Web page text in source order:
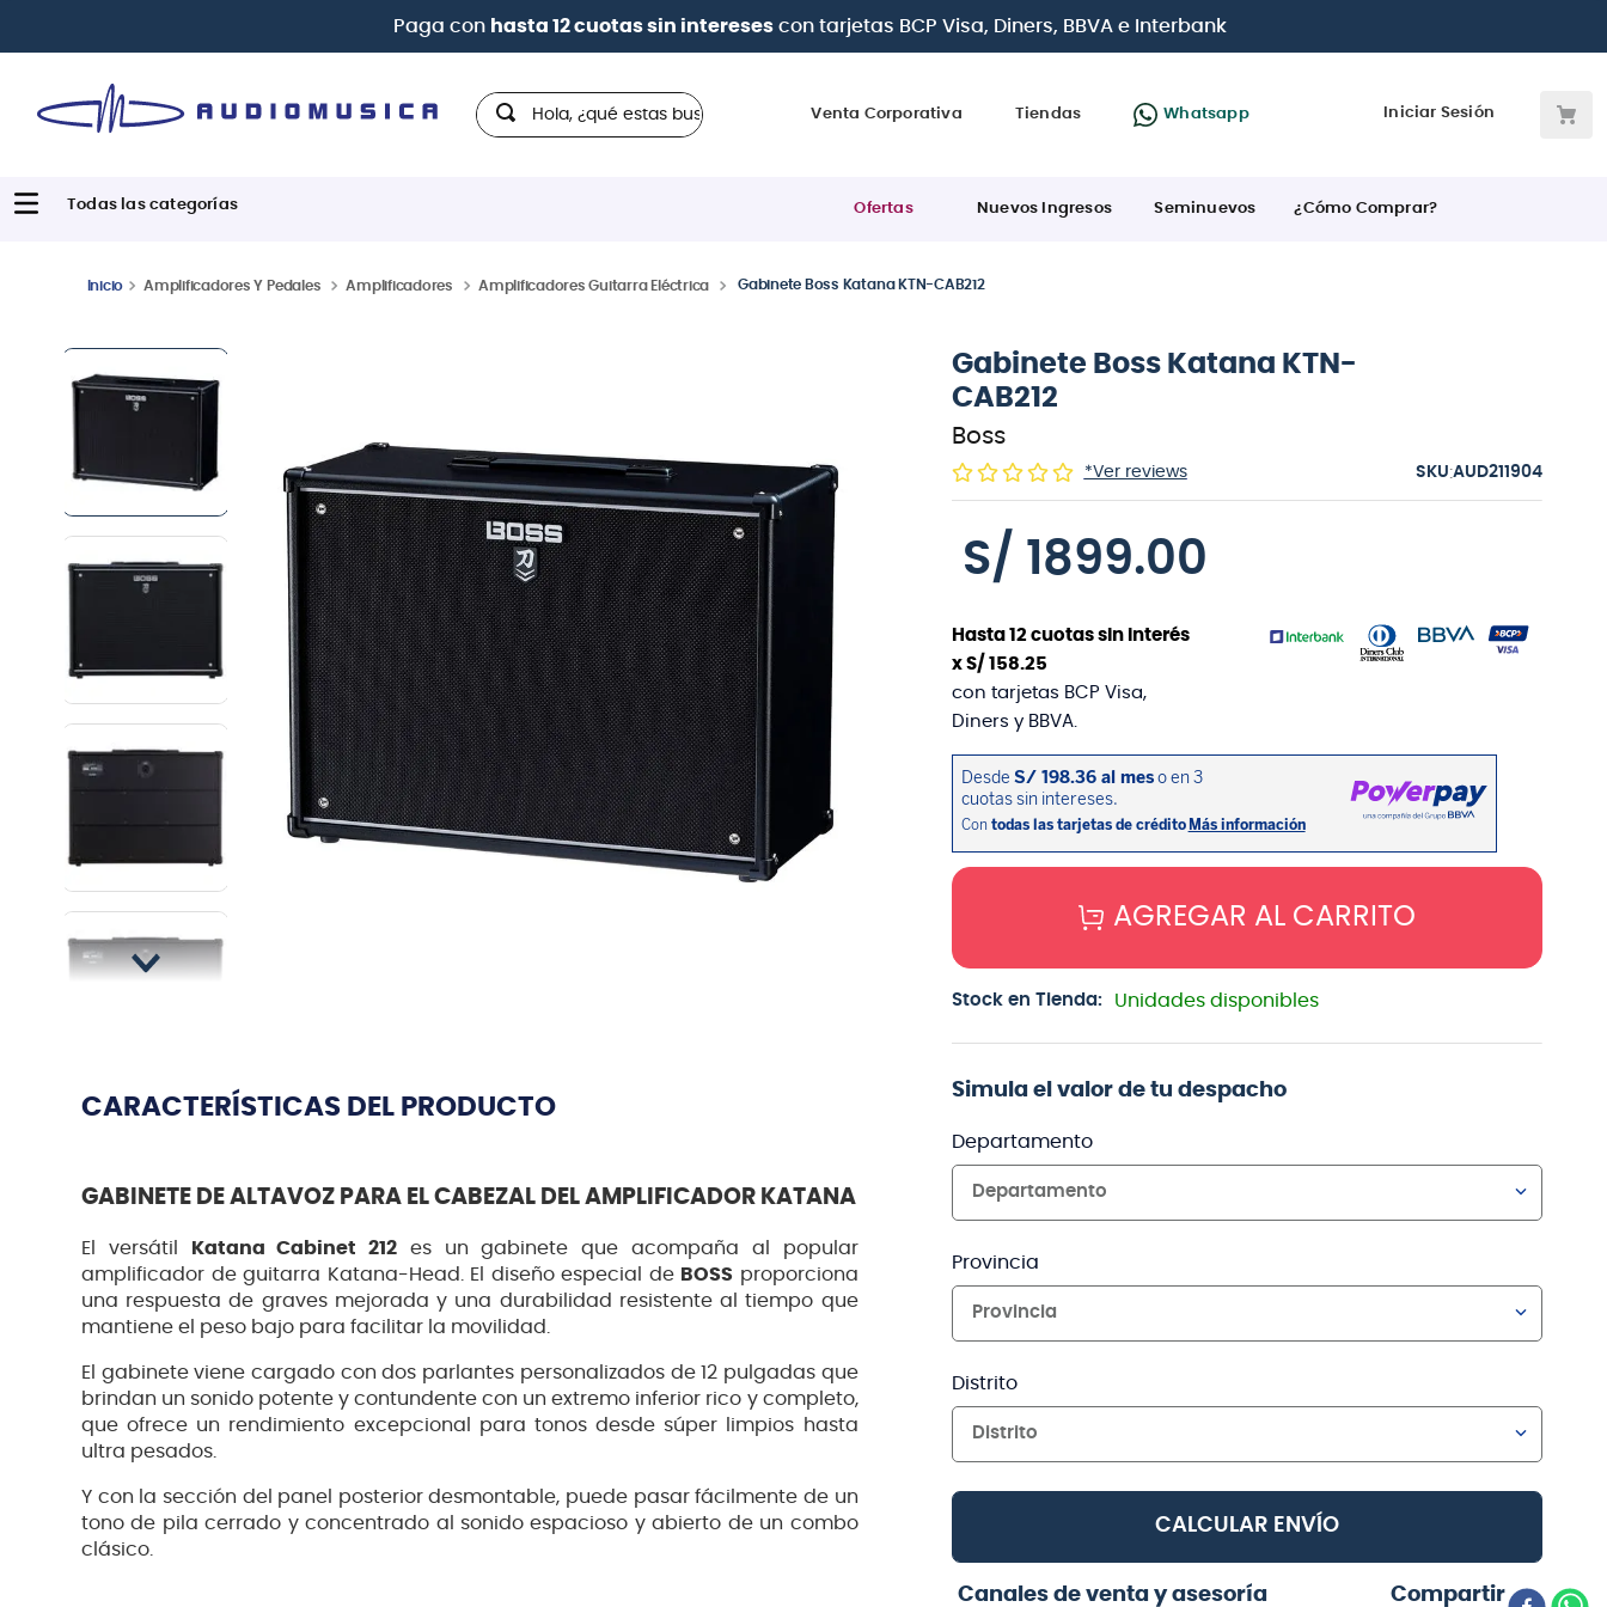
Paga con hasta 12 cuotas sin interesescon tarjetas BCP Visa, Diners, BBVA e Interbank
Hola, ¿qué estas buscando?
Venta Corporativa Tiendas Whatsapp Iniciar Sesión
Ofertas Nuevos Ingresos Seminuevos ¿Cómo Comprar?
Amplificadores Y Pedales Amplificadores Amplificadores Guitarra Eléctrica Gabinete Boss Katana KTN-CAB212
CARACTERÍSTICAS DEL PRODUCTO
GABINETE DE ALTAVOZ PARA EL CABEZAL DEL AMPLIFICADOR KATANA
El versátil Katana Cabinet 212 es un gabinete que acompaña al popular
amplificador de guitarra Katana-Head. El diseño especial de BOSS proporciona
una respuesta de graves mejorada y una durabilidad resistente al tiempo que
mantiene el peso bajo para facilitar la movilidad.
El gabinete viene cargado con dos parlantes personalizados de 12 pulgadas que
brindan un sonido potente y contundente con un extremo inferior rico y completo,
que ofrece un rendimiento excepcional para tonos desde súper limpios hasta
ultra pesados.
Y con la sección del panel posterior desmontable, puede pasar fácilmente de un
tono de pila cerrado y concentrado al sonido espacioso y abierto de un combo
clásico.
Gabinete Boss Katana KTN-
CAB212
Boss
*Ver reviews :AUD211904
S/ 1899.00
Hasta 12cuotas sin interés
x S/ 158.25
con tarjetas BCP Visa,
Diners y BBVA.
AGREGAR AL CARRITO
Stock en Tienda: Unidades disponibles
Simula el valor de tu despacho
Departamento
Departamento
Provincia
Provincia
Distrito
Distrito
CALCULAR ENVÍO
Canales de venta y asesoría